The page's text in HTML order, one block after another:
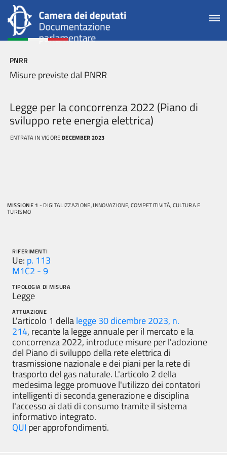
PNRR
Misure previste dal PNRR
Legge per la concorrenza 2022 (Piano di
sviluppo rete energia elettrica)
ENTRATA IN VIGOREDECEMBER 2023
MISSIONE 1 - DIGITALIZZAZIONE, INNOVAZIONE, COMPETITIVITÀ, CULTURA E
TURISMO
RIFERIMENTI
Ue: p. 113
M1C2 - 9
TIPOLOGIA DI MISURA
Legge
ATTUAZIONE
L'articolo 1 dellalegge 30 dicembre 2023, n.
214, recante la legge annuale per il mercato e la
concorrenza 2022, introduce misure per l'adozione
del Piano di sviluppo della rete elettrica di
trasmissione nazionale e dei piani per la rete di
trasporto del gas naturale. L'articolo 2 della
medesima legge promuove l'utilizzo dei contatori
intelligenti di seconda generazione e disciplina
l'accesso ai dati di consumo tramite il sistema
informativo integrato.
QUI per approfondimenti.